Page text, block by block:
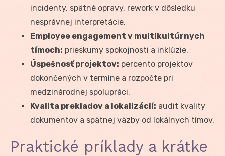
incidenty, spätné opravy, rework v dôsledku
nesprávnej interpretácie.
Employee engagement v multikultúrnych
tímoch: prieskumy spokojnosti a inklúzie.
Úspešnosť projektov: percento projektov
dokončených v termíne a rozpočte pri
medzinárodnej spolupráci.
Kvalita prekladov a lokalizácií: audit kvality
dokumentov a spätnej väzby od lokálnych tímov.
Praktické príklady a krátke